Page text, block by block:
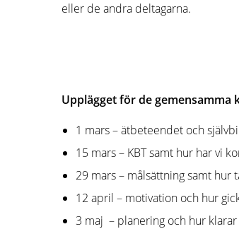
eller de andra deltagarna.
Upplägget för de gemensamma
1 mars – ätbeteendet och
15 mars – KBT samt hur har vi
29 mars – målsättning samt
12 april – motivation och hur
3 maj – planering och hur